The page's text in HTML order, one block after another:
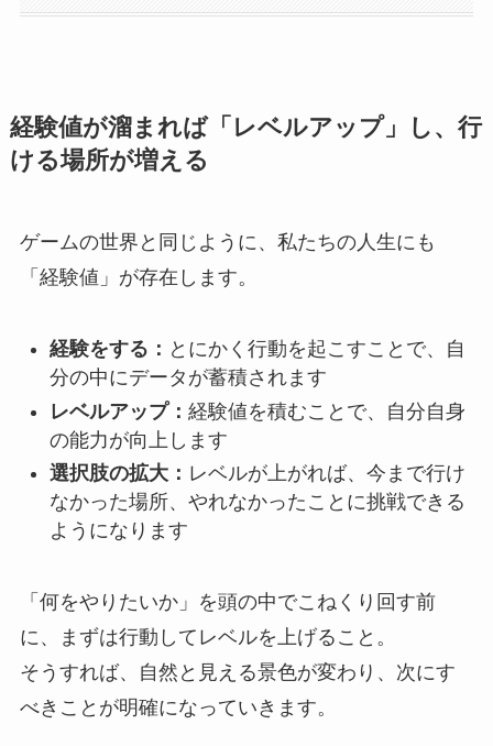
経験値が溜まれば「レベルアップ」し、行
ける場所が増える
ゲームの世界と同じように、私たちの人生にも
「経験値」が存在します。
経験をする： とにかく行動を起こすことで、自
分の中にデータが蓄積されます
レベルアップ： 経験値を積むことで、自分自身
の能力が向上します
選択肢の拡大： レベルが上がれば、今まで行け
なかった場所、やれなかったことに挑戦できる
ようになります
「何をやりたいか」を頭の中でこねくり回す前
に、まずは行動してレベルを上げること。
そうすれば、自然と見える景色が変わり、次にす
べきことが明確になっていきます。